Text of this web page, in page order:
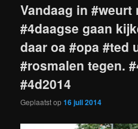
Vandaag in #weurt
#4daagse gaan
daar oa #opa #ted
#rosmalen tegen.
#4d2014
Geplaatst op16 juli 2014